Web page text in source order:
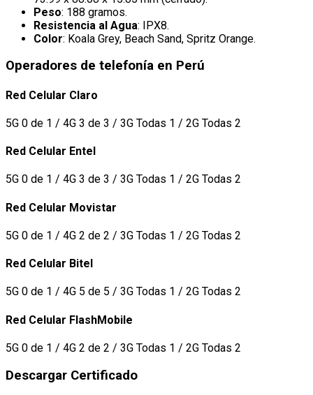
Peso: 188 gramos.
Resistencia al Agua: IPX8.
Color: Koala Grey, Beach Sand, Spritz Orange.
Operadores de telefonía en Perú
Red Celular Claro
5G 0 de 1 / 4G 3 de 3 / 3G Todas 1 / 2G Todas 2
Red Celular Entel
5G 0 de 1 / 4G 3 de 3 / 3G Todas 1 / 2G Todas 2
Red Celular Movistar
5G 0 de 1 / 4G 2 de 2 / 3G Todas 1 / 2G Todas 2
Red Celular Bitel
5G 0 de 1 / 4G 5 de 5 / 3G Todas 1 / 2G Todas 2
Red Celular FlashMobile
5G 0 de 1 / 4G 2 de 2 / 3G Todas 1 / 2G Todas 2
Descargar Certificado